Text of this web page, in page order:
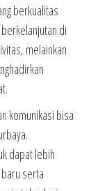
berkualitas
di
melainkan
komunikasi bisa
dapat lebih
serta